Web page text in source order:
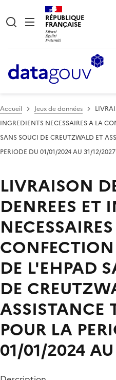
RÉPUBLIQUE
FRANÇAISE
Accueil Jeux de données
INGREDIENTS NECESSAIRES A LA
SANS SOUCI DE CREUTZWALD ET
PERIODE DU 01/01/2024 AU 31/12/2027
LIVRAISON
DENREES ET
CONFECTION
DE L'EHPAD
DE
ASSISTANCE
POUR LA
01/01/2024